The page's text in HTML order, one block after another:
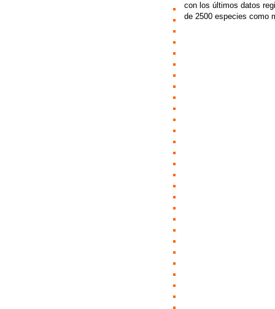
con los últimos datos
de 2500 especies como